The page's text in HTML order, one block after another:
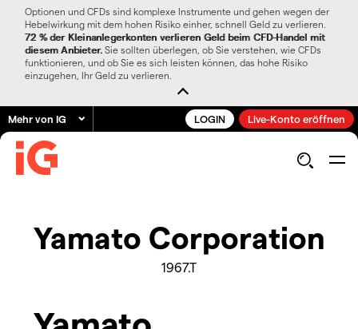
Optionen und CFDs sind komplexe Instrumente und gehen wegen der
Hebelwirkung mit dem hohen Risiko einher, schnell Geld zu verlieren.
72 % der Kleinanlegerkonten verlieren Geld beim CFD-Handel mit
diesem Anbieter. Sie sollten überlegen, ob Sie verstehen, wie CFDs
funktionieren, und ob Sie es sich leisten können, das hohe Risiko
einzugehen, Ihr Geld zu verlieren.
Mehr von IG LOGIN Live-Konto eröffnen
Yamato Corporation
1967.T